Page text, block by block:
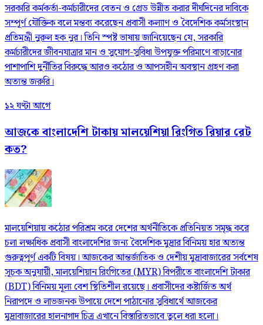
সরকারি কর্মকর্তা-কর্মচারীদের বেতন ও গ্রেড উন্নীত করার দীর্ঘদিনের দাবিকে
সম্পূর্ণ যৌক্তিক বলে মন্তব্য করেছেন প্রবাসী কল্যাণ ও বৈদেশিক কর্মসংস্থান
প্রতিমন্ত্রী নুরুল হক নুর। তিনি স্পষ্ট ভাষায় জানিয়েছেন যে, সরকারি
কর্মচারীদের জীবনযাত্রার মান ও সুযোগ-সুবিধা উপযুক্ত পরিমাণে বাড়ানোর
পাশাপাশি দুর্নীতির বিরুদ্ধে আরও কঠোর ও আপসহীন অবস্থান গ্রহণ করা
অত্যন্ত জরুরি।
১২ ঘণ্টা আগে
আজকে বাংলাদেশি টাকায় মালয়েশিয়া রিংগিত রিয়ার রেট
কত?
মালয়েশিয়ায় কঠোর পরিশ্রম করে দেশের অর্থনীতিকে প্রতিনিয়ত সমৃদ্ধ করে
চলা লক্ষাধিক প্রবাসী বাংলাদেশির জন্য বৈদেশিক মুদ্রার বিনিময় হার অত্যন্ত
গুরুত্বপূর্ণ একটি বিষয়। আজকের আন্তর্জাতিক ও দেশীয় মুদ্রাবাজারের সর্বশেষ
সূচক অনুযায়ী, মালয়েশিয়ান রিংগিতের (MYR) বিপরীতে বাংলাদেশি টাকার
(BDT) বিনিময় মূল্য বেশ স্থিতিশীল রয়েছে। প্রবাসীদের কষ্টার্জিত অর্থ
নিরাপদে ও লাভজনক উপায়ে দেশে পাঠানোর সুবিধার্থে আজকের
মুদ্রাবাজারের হালনাগাদ চিত্র এখানে বিস্তারিতভাবে তুলে ধরা হলো।